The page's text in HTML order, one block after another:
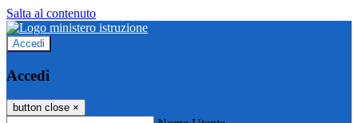
Salta al contenuto
Accedi
Accedi
button close ×